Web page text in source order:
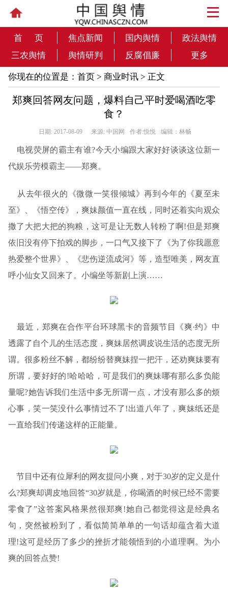
首 页 焦点新闻 国内舆情
政法舆情
三农舆情
舆情研判 反腐倡廉 更多
你现在的位置是： 首页> 商业时讯> 正文
郑爽回答网友问题，爆料自己平时爱喝酒吃零
食？
日期: 2017-08-09 来源: 中国网 作者:悦悦 编辑：林畅
电视荧屏的霸主有谁?今天小编跟大家好好谈谈这位新一
代娱乐劳模霸主——郑爽。
从去年很火的《微微一笑很倾城》再到今年的《夏至未
至》、《悟空传》，爽妹颜值一直在线，同时还着实向观众
撒了大把大把的狗粮，这可是让无数人转粉了啊!但是郑爽
依旧没有停下拍戏的脚步，一口气又接下了《为了你我愿意
热爱整个世界》、《悲伤逆流成河》等，造型唯美，网友直
呼小仙女又回来了。小编坐等新剧上演……
最近，郑爽在合作平台环球黑卡的音频节目《爽·约》中
透露了自个儿的生活态度，爽妹居然调皮说生活的态度无所
谓。很多粉丝不解，都纷纷替爽妹捏一把汗，还劝爽妹要有
所谓，要好好的!哈哈哈，可是我们的爽妹哪有那么多负能
量呢?她告诉我们生活中多无所谓一点，才没有那么多的烦
心事，笑一笑没什么事情过不了!出道八年了，爽妹纸还是
一直给我们传递这样的正能量。
节目中还有位犀利的网友提问小爽，对于30岁的定义是什
么?郑爽却调皮地回答“30岁就是，你喝酒的时候已经不需要
零食了”这答案风格果然很郑爽!她自己都觉得这是经典名
句，突然被粉到了，看似简简单单的一句话却蕴含着大道
理!这可是经历了多少的挫折才能领悟到的小道理啊。为小
爽的回答点赞!